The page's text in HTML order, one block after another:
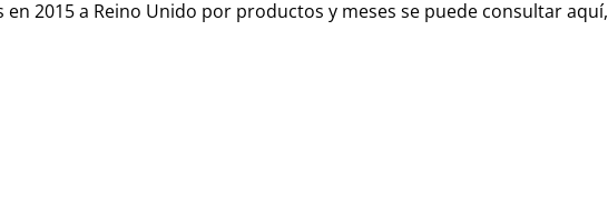
2015 a Reino Unido por productos y meses se puede consultar aquí,